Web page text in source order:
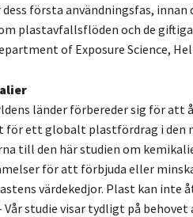
första användningsfas,
plastavfallsflöden och de
of Exposure Science,
länder förbereder sig för att
ett globalt plastfördrag i den
till den här studien om
för att förbjuda eller
värdekedjor. Plast kan
Vår studie visar tydligt på